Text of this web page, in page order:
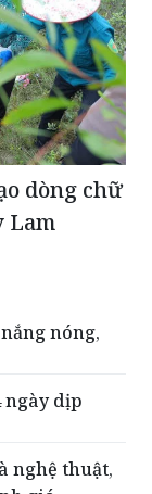
dòng chữ
Lam
ngày dịp
nghệ thuật,
giá
Quang vào